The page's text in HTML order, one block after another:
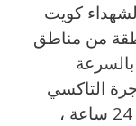
كويت
من مناطق
التاكسي
في أي وقت في الشهداء على مدى 24 ساعة ،